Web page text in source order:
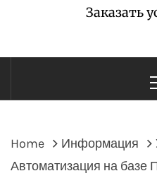
Заказать
Home Информация
Автоматизация на базе